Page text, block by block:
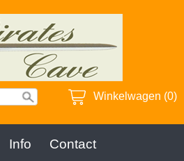
Winkelwagen (0)
Info
Contact